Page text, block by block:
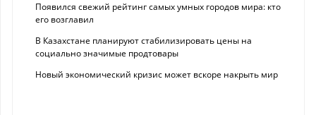
Появился свежий рейтинг самых умных городов мира: кто
его возглавил
В Казахстане планируют стабилизировать цены на
социально значимые продтовары
Новый экономический кризис может вскоре накрыть мир